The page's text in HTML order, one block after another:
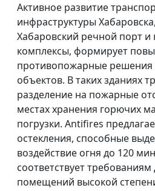
Активное развитие
инфраструктуры
Хабаровский речной порт и
комплексы, формирует
противопожарные
объектов. В таких зданиях
разделение на пожарные
местах хранения горючих
погрузки. Antifires
остекления, способные
воздействие огня до 120
соответствует требованиям
помещений высокой